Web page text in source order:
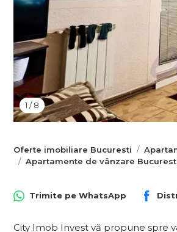
1 /8
Oferte imobiliare Bucuresti
Apartamente de vânzare
Trimite pe WhatsApp
City Imob Invest vă propune spre